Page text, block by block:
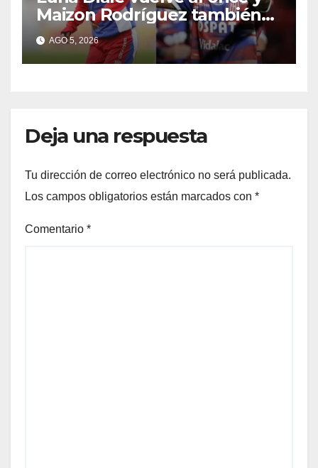
Maizon Rodríguez también
sería titular
AGO 5, 2026
Deja una respuesta
Tu dirección de correo electrónico no será publicada.
Los campos obligatorios están marcados con *
Comentario *